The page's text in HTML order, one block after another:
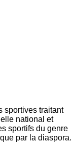
sportives traitant
national et
sportifs du genre
par la diaspora.